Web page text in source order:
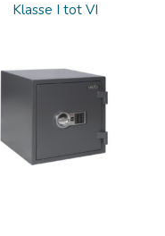
Klasse I tot VI